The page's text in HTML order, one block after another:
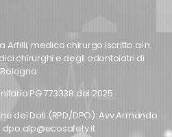
Arfilli, medico chirurgo iscritto al n.
chirurghi e degli odontoiatri di
Bologna
PG 773338 del 2025
dei Dati (RPD/DPO): Avv.Armando
dpo.alp@ecosafety.it